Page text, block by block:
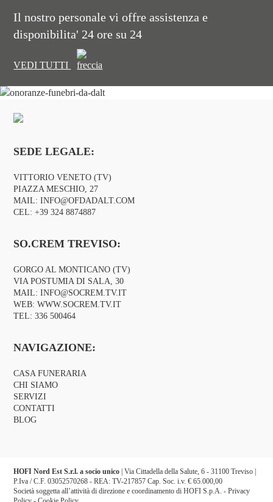
Il nostro personale vi offre assistenza e
disponibilita' 24 ore su 24
VEDI TUTTI
SEDE LEGALE:
VITTORIO VENETO (TV)
PIAZZA MESCHIO, 27
MAIL:INFO@OFDADALT.COM
CEL:+39 324 8874887
SO.CREM TREVISO:
GORGO AL MONTICANO (TV)
VIA POSTUMIA DI SALA, 30
MAIL:INFO@SOCREM.TV.IT
WEB:WWW.SOCREM.TV.IT
TEL:336 500464
NAVIGAZIONE:
CASA FUNERARIA
CHI SIAMO
SERVIZI
CONTATTI
BLOG
HOFI Nord Est S.r.l. a socio unico | Via Cittadella della Salute, 6 - 31100 Treviso |
P.Iva / C.F. 03052570268 - REA: TV-217857 Cap. Soc. i.v. € 65.000,00
Società soggetta all’attività di direzione e coordinamento di HOFI S.p.A. -Privacy